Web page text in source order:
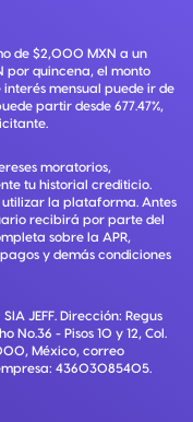
de $2,000 MXN a un
por quincena, el monto
mensual puede ir de
partir desde 677.47%,
moratorios,
tu historial crediticio.
la plataforma. Antes
recibirá por parte del
sobre la APR,
y demás condiciones
SIA JEFF. Dirección: Regus
No.36 - Pisos 10 y 12, Col.
México, correo
43603085405.